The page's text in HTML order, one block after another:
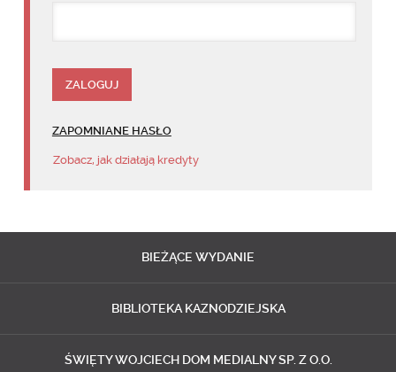
ZAPOMNIANE HASŁO
Zobacz, jak działają kredyty
BIEŻĄCE WYDANIE
BIBLIOTEKA KAZNODZIEJSKA
ŚWIĘTY WOJCIECH DOM MEDIALNY SP. Z O.O.